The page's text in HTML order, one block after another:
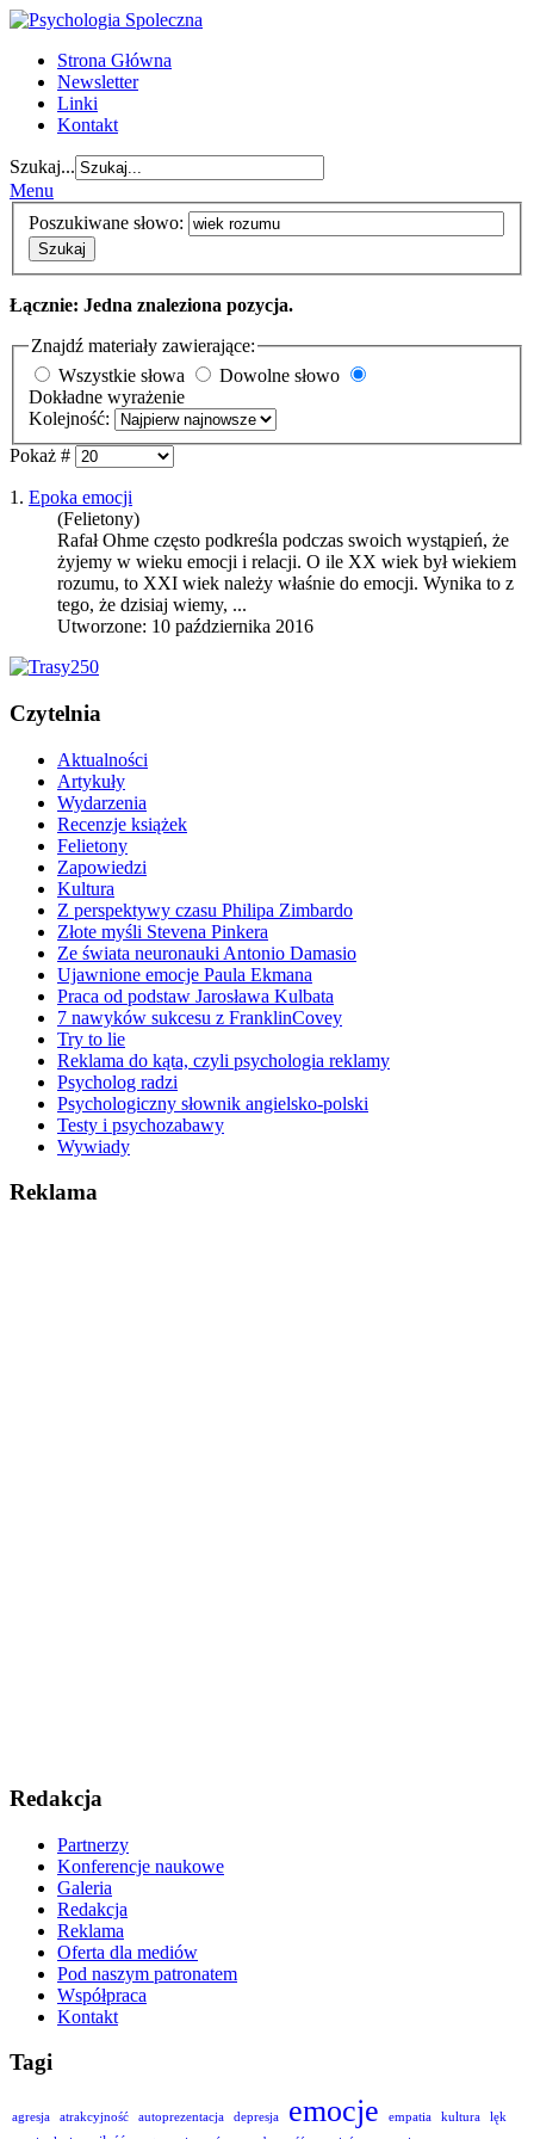
Strona Główna
Newsletter
Linki
Kontakt
Szukaj...
Menu
Poszukiwane słowo:
Szukaj
Łącznie: Jedna znaleziona pozycja.
Znajdź materiały zawierające:
Wszystkie słowa
Dowolne słowo
Dokładne wyrażenie
Kolejność:
Pokaż #
1. Epoka emocji
(Felietony)
Rafał Ohme często podkreśla podczas swoich wystąpień, że
żyjemy w wieku emocji i relacji. O ile XX wiek był wiekiem
rozumu, to XXI wiek należy właśnie do emocji. Wynika to z
tego, że dzisiaj wiemy, ...
Utworzone: 10 października 2016
Czytelnia
Aktualności
Artykuły
Wydarzenia
Recenzje książek
Felietony
Zapowiedzi
Kultura
Z perspektywy czasu Philipa Zimbardo
Złote myśli Stevena Pinkera
Ze świata neuronauki Antonio Damasio
Ujawnione emocje Paula Ekmana
Praca od podstaw Jarosława Kulbata
7 nawyków sukcesu z FranklinCovey
Try to lie
Reklama do kąta, czyli psychologia reklamy
Psycholog radzi
Psychologiczny słownik angielsko-polski
Testy i psychozabawy
Wywiady
Reklama
Redakcja
Partnerzy
Konferencje naukowe
Galeria
Redakcja
Reklama
Oferta dla mediów
Pod naszym patronatem
Współpraca
Kontakt
Tagi
agresja atrakcyjność autoprezentacja depresja emocje empatia kultura
lęk